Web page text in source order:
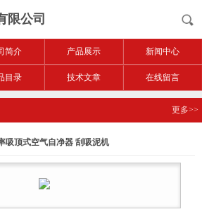
限公司
简介 产品展示 新闻中心
目录 技术文章 在线留言
更多>>
吸顶式空气自净器 刮吸泥机